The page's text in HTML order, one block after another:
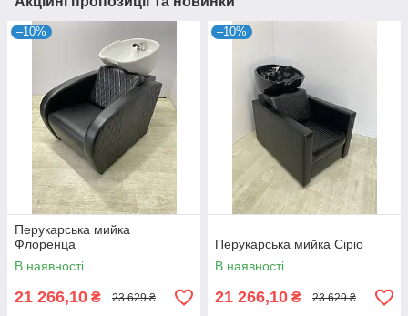
–10%
Перукарська мийка
Флоренца
В наявності
21 266,10 ₴ 23 629 ₴
–10%
Перукарська мийка Сіріо
В наявності
21 266,10 ₴ 23 629 ₴